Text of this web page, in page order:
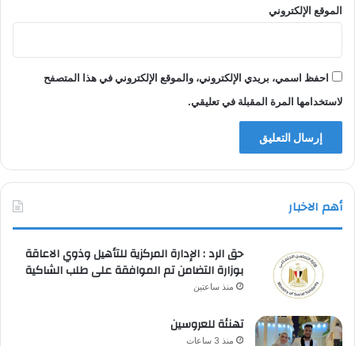
الموقع الإلكتروني
احفظ اسمي، بريدي الإلكتروني، والموقع الإلكتروني في هذا المتصفح
لاستخدامها المرة المقبلة في تعليقي.
أهم الاخبار
حق الرد : الإدارة المركزية للتأهيل وذوي الاعاقة
بوزارة التضامن تم الموافقة على طلب الشاكية
منذ ساعتين
تهنئة للعروسين
منذ 3 ساعات